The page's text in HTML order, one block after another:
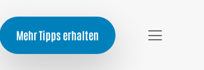
Mehr Tipps erhalten